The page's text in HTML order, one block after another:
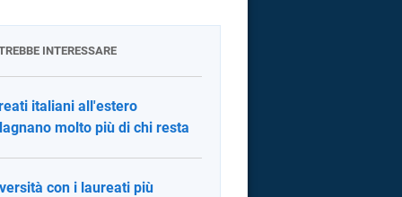
INTERESSARE
italiani all'estero
molto più di chi resta
con i laureati più